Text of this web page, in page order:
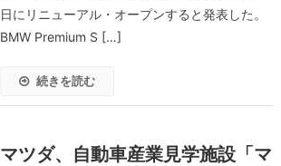
日にリニューアル・オープンすると発表した。
BMW Premium S […]
続きを読む
マツダ、自動車産業見学施設「マ